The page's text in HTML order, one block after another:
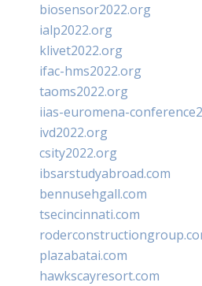
biosensor2022.org
ialp2022.org
klivet2022.org
ifac-hms2022.org
taoms2022.org
iias-euromena-
ivd2022.org
csity2022.org
ibsarstudyabroad.com
bennusehgall.com
tsecincinnati.com
plazabatai.com
hawkscayresort.com